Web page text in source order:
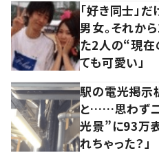
「好き同士」
男女。それか
た2人の“現
ても可愛い」
駅の電光掲示
と……思わず
光景”に93万表
れちゃった？」